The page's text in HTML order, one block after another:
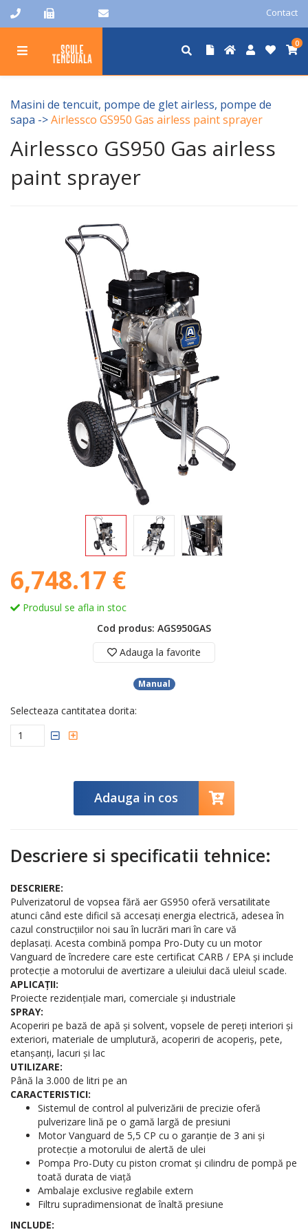
Contact
0
Masini de tencuit, pompe de glet airless, pompe de
sapa ->Airlessco GS950 Gas airless paint sprayer
Airlessco GS950 Gas airless
paint sprayer
6,748.17 €
Produsul se afla in stoc
Cod produs: AGS950GAS
Adauga la favorite
Manual
Selecteaza cantitatea dorita:
Adauga in cos
Descriere si specificatii tehnice:
DESCRIERE:
Pulverizatorul de vopsea fără aer GS950 oferă versatilitate
atunci când este dificil să accesați energia electrică, adesea în
cazul construcțiilor noi sau în lucrări mari în care vă
deplasați. Acesta combină pompa Pro-Duty cu un motor
Vanguard de încredere care este certificat CARB / EPA și include
protecție a motorului de avertizare a uleiului dacă uleiul scade.
APLICAȚII:
Proiecte rezidențiale mari, comerciale și industriale
SPRAY:
Acoperiri pe bază de apă și solvent, vopsele de pereți interiori și
exteriori, materiale de umplutură, acoperiri de acoperiș, pete,
etanșanți, lacuri și lac
UTILIZARE:
Până la 3.000 de litri pe an
CARACTERISTICI:
Sistemul de control al pulverizării de precizie oferă
pulverizare lină pe o gamă largă de presiuni
Motor Vanguard de 5,5 CP cu o garanție de 3 ani și
protecție a motorului de alertă de ulei
Pompa Pro-Duty cu piston cromat și cilindru de pompă pe
toată durata de viață
Ambalaje exclusive reglabile extern
Filtru supradimensionat de înaltă presiune
INCLUDE: